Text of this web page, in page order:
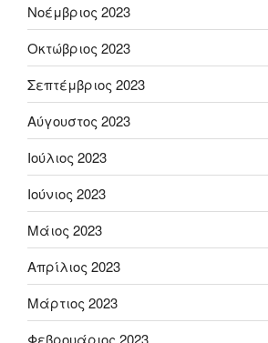
Νοέμβριος 2023
Οκτώβριος 2023
Σεπτέμβριος 2023
Αύγουστος 2023
Ιούλιος 2023
Ιούνιος 2023
Μάιος 2023
Απρίλιος 2023
Μάρτιος 2023
Φεβρουάριος 2023